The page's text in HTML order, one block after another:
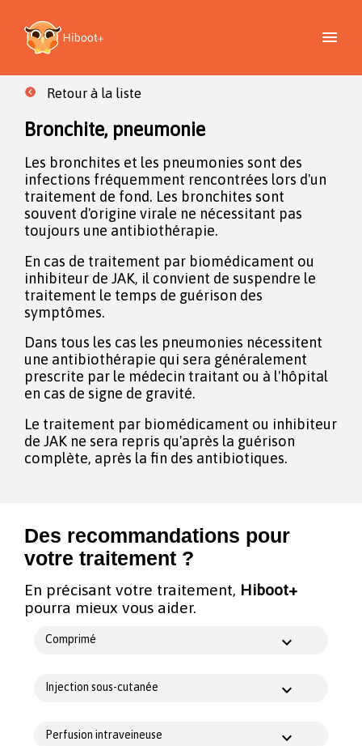
Retour à la liste
Bronchite, pneumonie
Les bronchites et les pneumonies sont des
infections fréquemment rencontrées lors d'un
traitement de fond. Les bronchites sont
souvent d'origine virale ne nécessitant pas
toujours une antibiothérapie.
En cas de traitement par biomédicament ou
inhibiteur de JAK, il convient de suspendre le
traitement le temps de guérison des
symptômes.
Dans tous les cas les pneumonies nécessitent
une antibiothérapie qui sera généralement
prescrite par le médecin traitant ou à l'hôpital
en cas de signe de gravité.
Le traitement par biomédicament ou inhibiteur
de JAK ne sera repris qu'après la guérison
complète, après la fin des antibiotiques.
Des recommandations pour
votre traitement ?
En précisant votre traitement, Hiboot+
pourra mieux vous aider.
Comprimé
Injection sous-cutanée
Perfusion intraveineuse